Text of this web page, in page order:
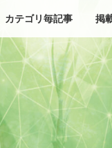
カテゴリ毎記事 掲